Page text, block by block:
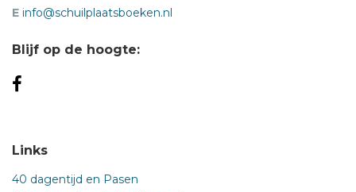
E info@schuilplaatsboeken.nl
Blijf op de hoogte:
Links
40 dagentijd en Pasen